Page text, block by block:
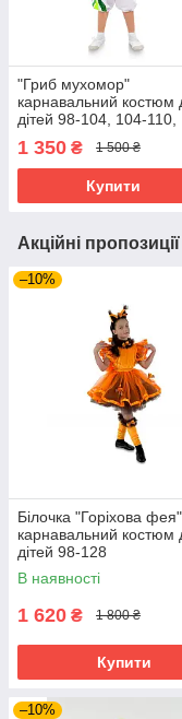
"Гриб мухомор"
карнавальний костюм
дітей 98-104, 104-110,
1 350 ₴ 1 500 ₴
Купити
Акційні
–10%
Білочка "Горіхова фея"
карнавальний костюм
дітей 98-128
В наявності
1 620 ₴ 1 800 ₴
Купити
–10%